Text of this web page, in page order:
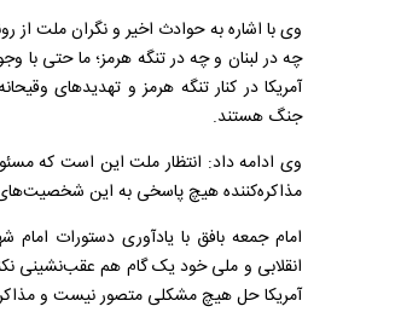
وی با اشاره به حوادث اخیر و نگران ملت از
چه در لبنان و چه در تنگه هرمز؛ ما حتی با
آمریکا در کنار تنگه هرمز و تهدیدهای
جنگ هستند.
وی ادامه داد: انتظار ملت این است که
مذاکره‌کننده هیچ پاسخی به این
امام جمعه بافق با یادآوری دستورات
انقلابی و ملی خود یک گام هم عقب‌نشینی
آمریکا حل هیچ مشکلی متصور نیست و